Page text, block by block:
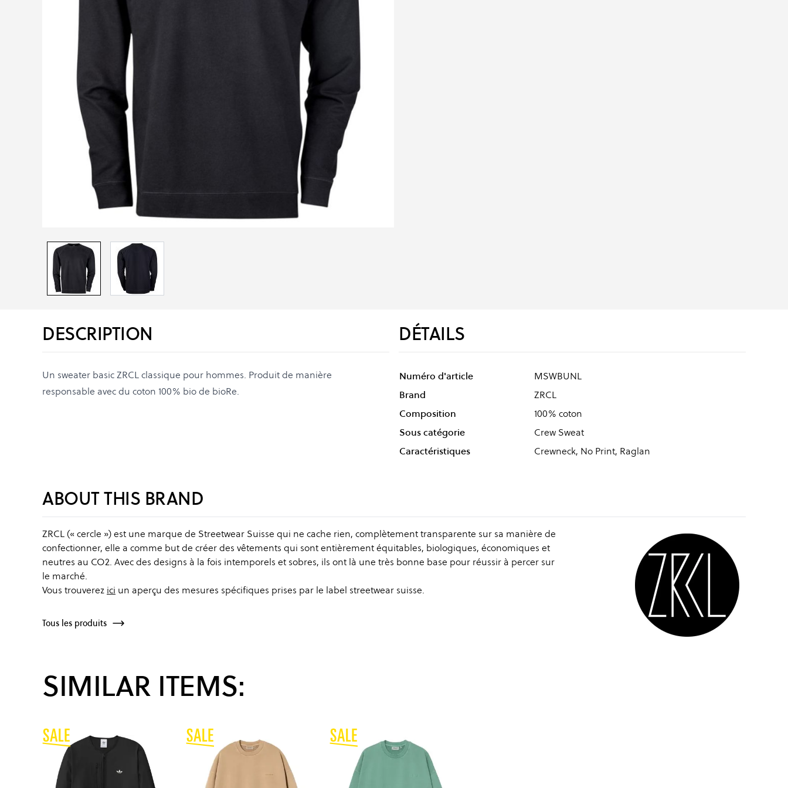
DESCRIPTION
Un sweater basic ZRCL classique pour hommes. Produit de manière
responsable avec du coton 100% bio de bioRe.
DÉTAILS
Numéro d'article
MSWBUNL
Brand
ZRCL
Composition
100% coton
Sous catégorie
Crew Sweat
Caractéristiques
Crewneck, No Print, Raglan
ABOUT THIS BRAND
ZRCL (« cercle ») est une marque de Streetwear Suisse qui ne cache rien, complètement transparente sur sa manière de
confectionner, elle a comme but de créer des vêtements qui sont entièrement équitables, biologiques, économiques et
neutres au CO2. Avec des designs à la fois intemporels et sobres, ils ont là une très bonne base pour réussir à percer sur
le marché.
Vous trouverez ici un aperçu des mesures spécifiques prises par le label streetwear suisse.
Tous les produits
SIMILAR ITEMS: